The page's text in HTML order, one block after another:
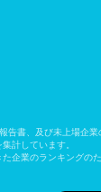
告書、及び未上場企
計しています。
企業のランキングの